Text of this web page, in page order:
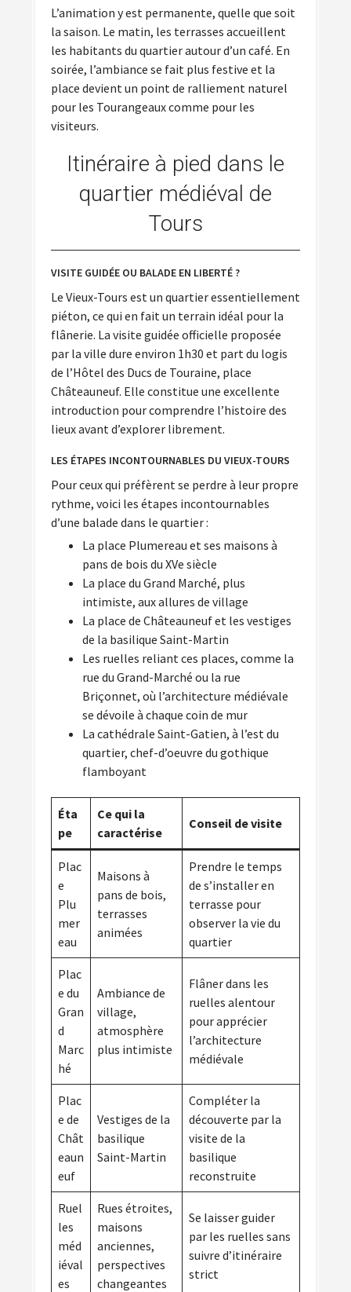
L’animation y est permanente, quelle que soit
la saison. Le matin, les terrasses accueillent
les habitants du quartier autour d’un café. En
soirée, l’ambiance se fait plus festive et la
place devient un point de ralliement naturel
pour les Tourangeaux comme pour les
visiteurs.
Itinéraire à pied dans le
quartier médiéval de
Tours
VISITE GUIDÉE OU BALADE EN LIBERTÉ ?
Le Vieux-Tours est un quartier essentiellement
piéton, ce qui en fait un terrain idéal pour la
flânerie. La visite guidée officielle proposée
par la ville dure environ 1h30 et part du logis
de l’Hôtel des Ducs de Touraine, place
Châteauneuf. Elle constitue une excellente
introduction pour comprendre l’histoire des
lieux avant d’explorer librement.
LES ÉTAPES INCONTOURNABLES DU VIEUX-TOURS
Pour ceux qui préfèrent se perdre à leur propre
rythme, voici les étapes incontournables
d’une balade dans le quartier :
La place Plumereau et ses maisons à
pans de bois du XVe siècle
La place du Grand Marché, plus
intimiste, aux allures de village
La place de Châteauneuf et les vestiges
de la basilique Saint-Martin
Les ruelles reliant ces places, comme la
rue du Grand-Marché ou la rue
Briçonnet, où l’architecture médiévale
se dévoile à chaque coin de mur
La cathédrale Saint-Gatien, à l’est du
quartier, chef-d’oeuvre du gothique
flamboyant
Éta
pe
Ce qui la
caractérise
Conseil de visite
Plac
e
Plu
mer
eau
Maisons à
pans de bois,
terrasses
animées
Prendre le temps
de s’installer en
terrasse pour
observer la vie du
quartier
Plac
e du
Gran
d
Marc
hé
Ambiance de
village,
atmosphère
plus intimiste
Flâner dans les
ruelles alentour
pour apprécier
l’architecture
médiévale
Plac
e de
Chât
eaun
euf
Vestiges de la
basilique
Saint-Martin
Compléter la
découverte par la
visite de la
basilique
reconstruite
Ruel
les
méd
iéval
es
Rues étroites,
maisons
anciennes,
perspectives
changeantes
Se laisser guider
par les ruelles sans
suivre d’itinéraire
strict